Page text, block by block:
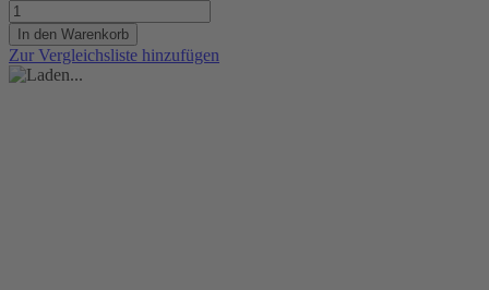
In den Warenkorb
Zur Vergleichsliste hinzufügen